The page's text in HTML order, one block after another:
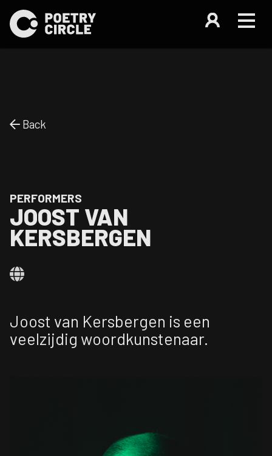
Back
PERFORMERS
JOOST VAN
KERSBERGEN
Joost van Kersbergen is een
veelzijdig woordkunstenaar.